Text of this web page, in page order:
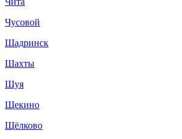
Чусовой
Шадринск
Шахты
Шуя
Щекино
Щёлково